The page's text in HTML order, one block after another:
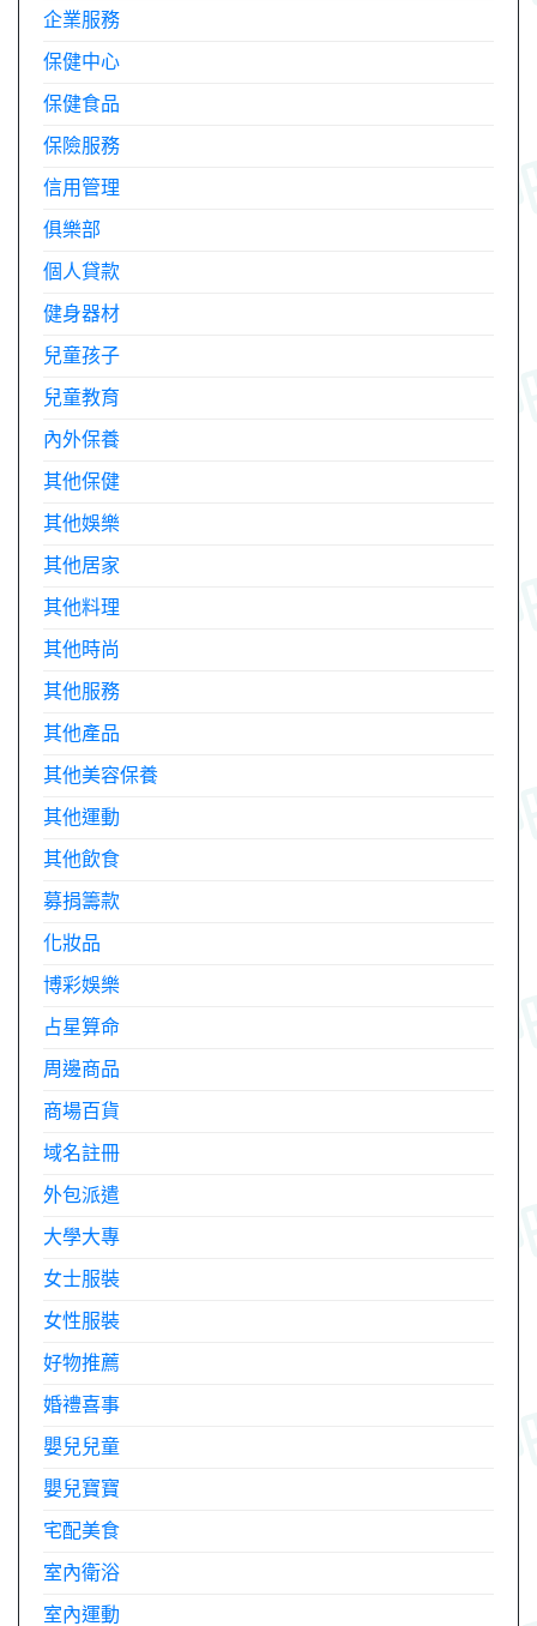
企業服務
保健中心
保健食品
保險服務
信用管理
俱樂部
個人貸款
健身器材
兒童孩子
兒童教育
內外保養
其他保健
其他娛樂
其他居家
其他料理
其他時尚
其他服務
其他產品
其他美容保養
其他運動
其他飲食
募捐籌款
化妝品
博彩娛樂
占星算命
周邊商品
商場百貨
域名註冊
外包派遣
大學大專
女士服裝
女性服裝
好物推薦
婚禮喜事
嬰兒兒童
嬰兒寶寶
宅配美食
室內衛浴
室內運動